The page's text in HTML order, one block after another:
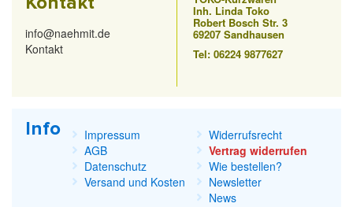
info@naehmit.de
Kontakt
Inh. Linda Toko
Robert Bosch Str. 3
69207 Sandhausen
Tel: 06224 9877627
Info
Impressum
AGB
Datenschutz
Versand und Kosten
Widerrufsrecht
Vertrag widerrufen
Wie bestellen?
Newsletter
News